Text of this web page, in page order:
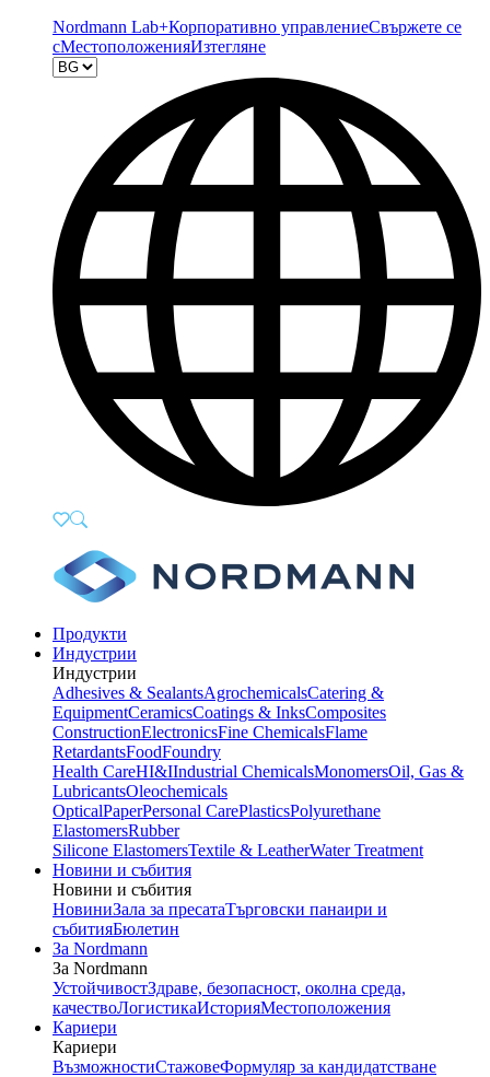
Nordmann Lab+Корпоративно управлениеСвържете се
сМестоположенияИзтегляне
Продукти
Индустрии
Индустрии
Adhesives & SealantsAgrochemicalsCatering &
EquipmentCeramicsCoatings & InksComposites
ConstructionElectronicsFine ChemicalsFlame
RetardantsFoodFoundry
Health CareHI&IIndustrial ChemicalsMonomersOil, Gas &
LubricantsOleochemicals
OpticalPaperPersonal CarePlasticsPolyurethane
ElastomersRubber
Silicone ElastomersTextile & LeatherWater Treatment
Новини и събития
Новини и събития
НовиниЗала за пресатаТърговски панаири и
събитияБюлетин
За Nordmann
За Nordmann
УстойчивостЗдраве, безопасност, околна среда,
качествоЛогистикаИсторияМестоположения
Кариери
Кариери
ВъзможностиСтажовеФормуляр за кандидатстване